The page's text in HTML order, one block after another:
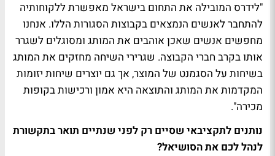
"לידרס המובילה את התחום בישראל מאפשרת ללקוחותיה
להתחבר לאנשים הנמצאים בקבוצות הסגורות הללו. אנחנו
מחפשים אנשים שאכן אוהבים את המותג ומסוגלים לשגרר
אותו בקרב חברי הקבוצה. שגרירי השיחה מחזקים את המותג
בשיחות על הסגמנט של המוצר, אך גם יוצרים שיחות יזומות
המקדמות את המותג והתוצאה היא אמון ורכישות בקופות
מכירה".
נותנים לתקציבאי שסיים רק לפני שנתיים תואר בתקשורת
לנהל לכם את הסושיאל?